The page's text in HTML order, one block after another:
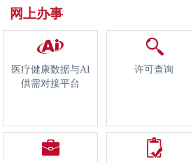
网上办事
医疗健康数据与AI
供需对接平台
许可查询